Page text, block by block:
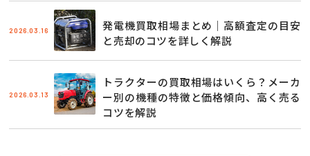
2026.03.16
発電機買取相場まとめ｜高額査定の目安
と売却のコツを詳しく解説
2026.03.13
トラクターの買取相場はいくら？メーカ
ー別の機種の特徴と価格傾向、高く売る
コツを解説